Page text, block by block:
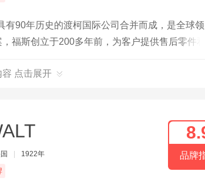
有90年历史的渡柯国际公司合并而成，是全球
福斯创立于200多年前，为客户提供售后零件
点击展开
1922年 品牌